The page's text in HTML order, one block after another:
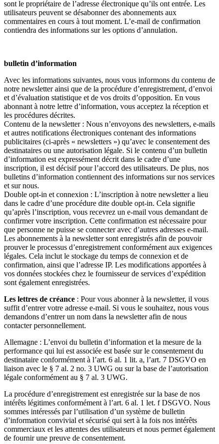
sont le propriétaire de l’adresse électronique qu’ils ont entrée. Les
utilisateurs peuvent se désabonner des abonnements aux
commentaires en cours à tout moment. L’e-mail de confirmation
contiendra des informations sur les options d’annulation.
bulletin d’information
Avec les informations suivantes, nous vous informons du contenu de
notre newsletter ainsi que de la procédure d’enregistrement, d’envoi
et d’évaluation statistique et de vos droits d’opposition. En vous
abonnant à notre lettre d’information, vous acceptez la réception et
les procédures décrites.
Contenu de la newsletter : Nous n’envoyons des newsletters, e-mails
et autres notifications électroniques contenant des informations
publicitaires (ci-après « newsletters ») qu’avec le consentement des
destinataires ou une autorisation légale. Si le contenu d’un bulletin
d’information est expressément décrit dans le cadre d’une
inscription, il est décisif pour l’accord des utilisateurs. De plus, nos
bulletins d’information contiennent des informations sur nos services
et sur nous.
Double opt-in et connexion : L’inscription à notre newsletter a lieu
dans le cadre d’une procédure dite double opt-in. Cela signifie
qu’après l’inscription, vous recevrez un e-mail vous demandant de
confirmer votre inscription. Cette confirmation est nécessaire pour
que personne ne puisse se connecter avec d’autres adresses e-mail.
Les abonnements à la newsletter sont enregistrés afin de pouvoir
prouver le processus d’enregistrement conformément aux exigences
légales. Cela inclut le stockage du temps de connexion et de
confirmation, ainsi que l’adresse IP. Les modifications apportées à
vos données stockées chez le fournisseur de services d’expédition
sont également enregistrées.
Les lettres de créance : Pour vous abonner à la newsletter, il vous
suffit d’entrer votre adresse e-mail. Si vous le souhaitez, nous vous
demandons d’entrer un nom dans la newsletter afin de nous
contacter personnellement.
Allemagne : L’envoi du bulletin d’information et la mesure de la
performance qui lui est associée est basée sur le consentement du
destinataire conformément à l’art. 6 al. 1 lit. a, l’art. 7 DSGVO en
liaison avec le § 7 al. 2 no. 3 UWG ou sur la base de l’autorisation
légale conformément au § 7 al. 3 UWG.
La procédure d’enregistrement est enregistrée sur la base de nos
intérêts légitimes conformément à l’art. 6 al. 1 let. f DSGVO. Nous
sommes intéressés par l’utilisation d’un système de bulletin
d’information convivial et sécurisé qui sert à la fois nos intérêts
commerciaux et les attentes des utilisateurs et nous permet également
de fournir une preuve de consentement.